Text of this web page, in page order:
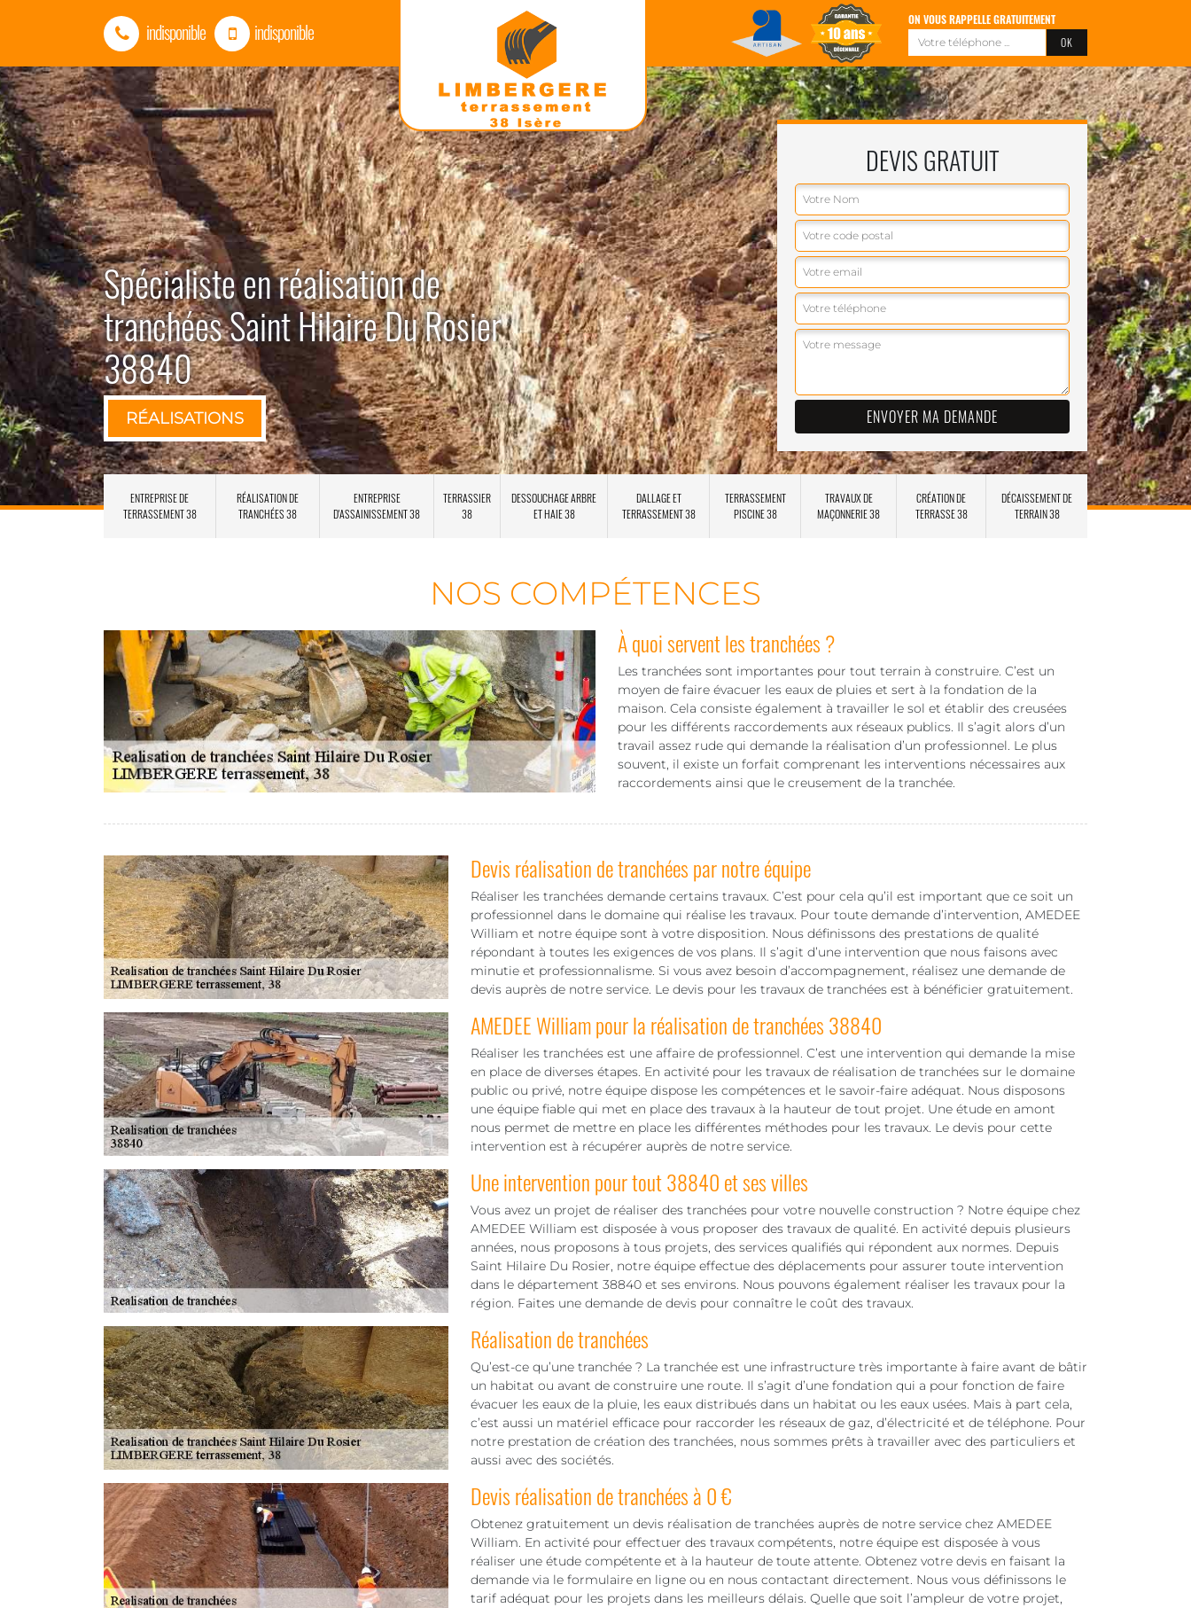
indisponible indisponible ON VOUS RAPPELLE GRATUITEMENT
Spécialiste en réalisation de
tranchées Saint Hilaire Du Rosier
38840
RÉALISATIONS
DEVIS GRATUIT
ENTREPRISE DE
TERRASSEMENT 38
RÉALISATION DE
TRANCHÉES 38
ENTREPRISE
D'ASSAINISSEMENT 38
TERRASSIER
38
DESSOUCHAGE ARBRE
ET HAIE 38
DALLAGE ET
TERRASSEMENT 38
TERRASSEMENT
PISCINE 38
TRAVAUX DE
MAÇONNERIE 38
CRÉATION DE
TERRASSE 38
DÉCAISSEMENT DE
TERRAIN 38
NOS COMPÉTENCES
À quoi servent les tranchées ?
Les tranchées sont importantes pour tout terrain à construire. C’est un
moyen de faire évacuer les eaux de pluies et sert à la fondation de la
maison. Cela consiste également à travailler le sol et établir des creusées
pour les différents raccordements aux réseaux publics. Il s’agit alors d’un
travail assez rude qui demande la réalisation d’un professionnel. Le plus
souvent, il existe un forfait comprenant les interventions nécessaires aux
raccordements ainsi que le creusement de la tranchée.
Devis réalisation de tranchées par notre équipe
Réaliser les tranchées demande certains travaux. C’est pour cela qu’il est important que ce soit un
professionnel dans le domaine qui réalise les travaux. Pour toute demande d’intervention, AMEDEE
William et notre équipe sont à votre disposition. Nous définissons des prestations de qualité
répondant à toutes les exigences de vos plans. Il s’agit d’une intervention que nous faisons avec
minutie et professionnalisme. Si vous avez besoin d’accompagnement, réalisez une demande de
devis auprès de notre service. Le devis pour les travaux de tranchées est à bénéficier gratuitement.
AMEDEE William pour la réalisation de tranchées 38840
Réaliser les tranchées est une affaire de professionnel. C’est une intervention qui demande la mise
en place de diverses étapes. En activité pour les travaux de réalisation de tranchées sur le domaine
public ou privé, notre équipe dispose les compétences et le savoir-faire adéquat. Nous disposons
une équipe fiable qui met en place des travaux à la hauteur de tout projet. Une étude en amont
nous permet de mettre en place les différentes méthodes pour les travaux. Le devis pour cette
intervention est à récupérer auprès de notre service.
Une intervention pour tout 38840 et ses villes
Vous avez un projet de réaliser des tranchées pour votre nouvelle construction ? Notre équipe chez
AMEDEE William est disposée à vous proposer des travaux de qualité. En activité depuis plusieurs
années, nous proposons à tous projets, des services qualifiés qui répondent aux normes. Depuis
Saint Hilaire Du Rosier, notre équipe effectue des déplacements pour assurer toute intervention
dans le département 38840 et ses environs. Nous pouvons également réaliser les travaux pour la
région. Faites une demande de devis pour connaître le coût des travaux.
Réalisation de tranchées
Qu’est-ce qu’une tranchée ? La tranchée est une infrastructure très importante à faire avant de bâtir
un habitat ou avant de construire une route. Il s’agit d’une fondation qui a pour fonction de faire
évacuer les eaux de la pluie, les eaux distribués dans un habitat ou les eaux usées. Mais à part cela,
c’est aussi un matériel efficace pour raccorder les réseaux de gaz, d’électricité et de téléphone. Pour
notre prestation de création des tranchées, nous sommes prêts à travailler avec des particuliers et
aussi avec des sociétés.
Devis réalisation de tranchées à 0 €
Obtenez gratuitement un devis réalisation de tranchées auprès de notre service chez AMEDEE
William. En activité pour effectuer des travaux compétents, notre équipe est disposée à vous
réaliser une étude compétente et à la hauteur de toute attente. Obtenez votre devis en faisant la
demande via le formulaire en ligne ou en nous contactant directement. Nous vous définissons le
tarif adéquat pour les projets dans les meilleurs délais. Quelle que soit l’ampleur de votre projet,